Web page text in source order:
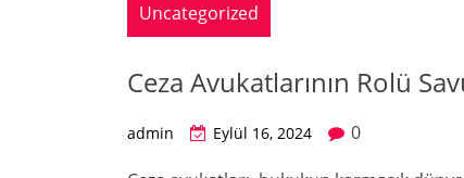
Uncategorized
Ceza Avukatlarının Rolü
admin Eylül 16, 2024
0